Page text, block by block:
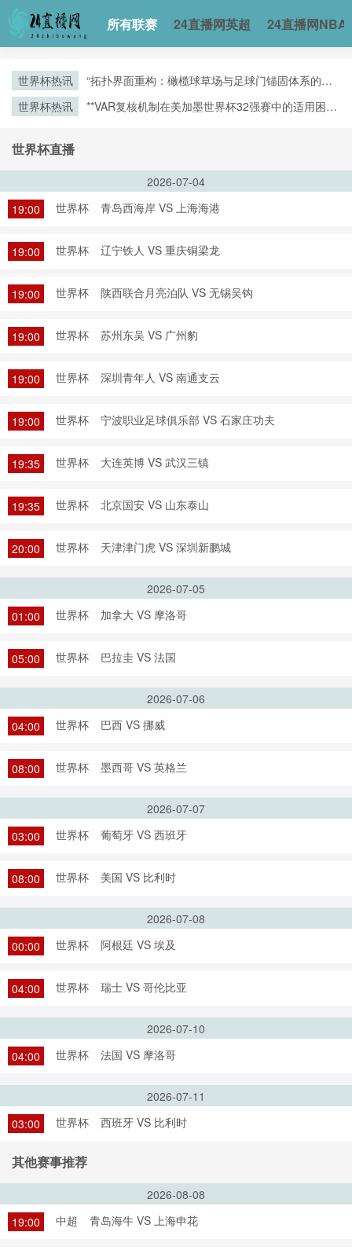
所有联赛 24直播网英超 24直播网NBA
世界杯热讯
“拓扑界面重构：橄榄球草场与足球门锚固体系的空
世界杯热讯
**VAR复核机制在美加墨世界杯32强赛中的适用困境
世界杯直播
2026-07-04
19:00
世界杯 青岛西海岸 VS 上海海港
19:00 世界杯 辽宁铁人 VS 重庆铜梁龙
19:00 世界杯 陕西联合月亮泊队 VS 无锡吴钩
19:00 世界杯 苏州东吴 VS 广州豹
19:00 世界杯 深圳青年人 VS 南通支云
19:00 世界杯 宁波职业足球俱乐部 VS 石家庄功夫
19:35 世界杯 大连英博 VS 武汉三镇
19:35 世界杯 北京国安 VS 山东泰山
20:00 世界杯 天津津门虎 VS 深圳新鹏城
2026-07-05
01:00
世界杯 加拿大 VS 摩洛哥
05:00 世界杯 巴拉圭 VS 法国
2026-07-06
04:00
世界杯 巴西 VS 挪威
08:00 世界杯 墨西哥 VS 英格兰
2026-07-07
03:00
世界杯 葡萄牙 VS 西班牙
08:00 世界杯 美国 VS 比利时
2026-07-08
00:00
世界杯 阿根廷 VS 埃及
04:00 世界杯 瑞士 VS 哥伦比亚
2026-07-10
04:00
世界杯 法国 VS 摩洛哥
2026-07-11
03:00
世界杯 西班牙 VS 比利时
其他赛事推荐
2026-08-08
19:00
中超 青岛海牛 VS 上海申花